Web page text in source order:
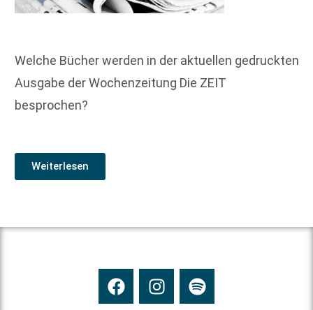
Welche Bücher werden in der aktuellen gedruckten
Ausgabe der Wochenzeitung Die ZEIT
besprochen?
Weiterlesen